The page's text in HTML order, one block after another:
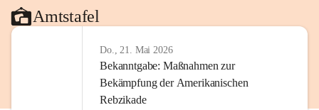
Amtstafel
Do., 21. Mai 2026
Bekanntgabe: Maßnahmen zur
Bekämpfung der Amerikanischen
Rebzikade